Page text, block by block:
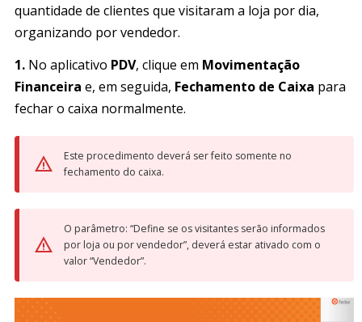
quantidade de clientes que visitaram a loja por dia,
organizando por vendedor.
1. No aplicativo PDV, clique em Movimentação
Financeira e, em seguida, Fechamento de Caixa para
fechar o caixa normalmente.
Este procedimento deverá ser feito somente no
fechamento do caixa.
O parâmetro: “Define se os visitantes serão informados
por loja ou por vendedor”, deverá estar ativado com o
valor “Vendedor”.